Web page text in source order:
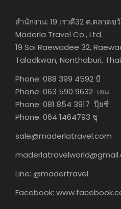
สำนักงาน: 19 เรวดี32 ต.ตลาดข
Maderla Travel Co., Ltd.
19 Soi Raewadee 32,
Taladkwan, Nonthaburi,
Phone: 088 399 4592 บี
Phone: 063 590 9632 เอม
Phone: 081 854 3917 ปุ๊ยซี่
Phone: 064 1464793 ชุ
sale@maderlatravel.com
Line: @madertravel
Facebook: